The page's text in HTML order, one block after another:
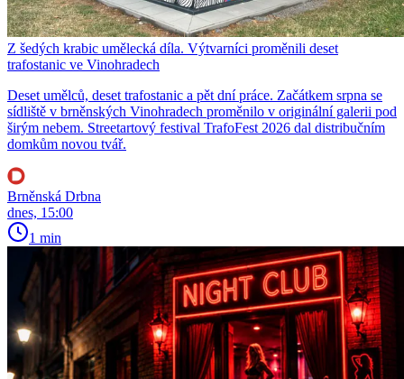
Z šedých krabic umělecká díla. Výtvarníci proměnili deset
trafostanic ve Vinohradech
Deset umělců, deset trafostanic a pět dní práce. Začátkem srpna se
sídliště v brněnských Vinohradech proměnilo v originální galerii pod
širým nebem. Streetartový festival TrafoFest 2026 dal distribučním
domkům novou tvář.
Brněnská Drbna
dnes, 15:00
1 min